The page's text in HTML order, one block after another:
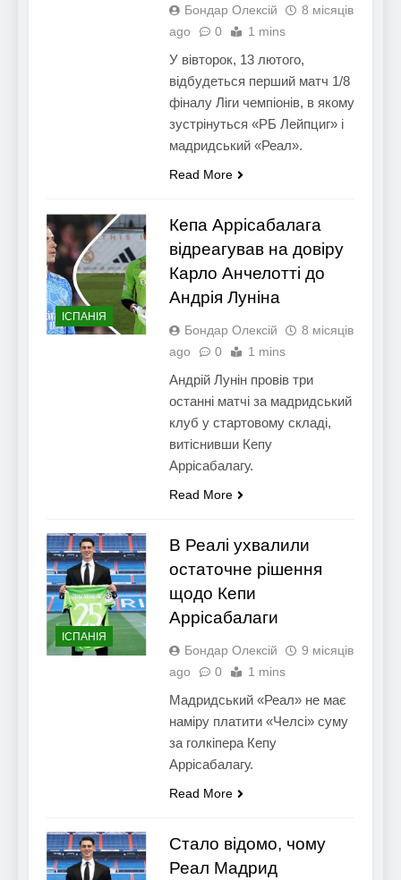
Бондар Олексій
8 місяців
ago
0 1 mins
У вівторок, 13 лютого,
відбудеться перший матч 1/8
фіналу Ліги чемпіонів, в якому
зустрінуться «РБ Лейпциг» і
мадридський «Реал».
Read More
ІСПАНІЯ
Кепа Аррісабалага
відреагував на довіру
Карло Анчелотті до
Андрія Луніна
Бондар Олексій
8 місяців
ago
0 1 mins
Андрій Лунін провів три
останні матчі за мадридський
клуб у стартовому складі,
витіснивши Кепу
Аррісабалагу.
Read More
ІСПАНІЯ
В Реалі ухвалили
остаточне рішення
щодо Кепи
Аррісабалаги
Бондар Олексій
9 місяців
ago
0 1 mins
Мадридський «Реал» не має
наміру платити «Челсі» суму
за голкіпера Кепу
Аррісабалагу.
Read More
Стало відомо, чому
Реал Мадрид